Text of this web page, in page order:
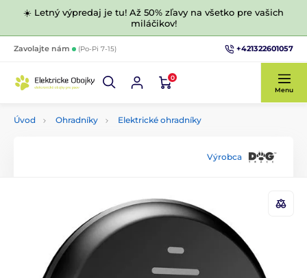
☀️ Letný výpredaj je tu! Až 50% zľavy na všetko pre vašich
miláčikov!
Zavolajte nám (Po-Pi 7-15) +421322601057
0
Menu
Úvod Ohradníky Elektrické ohradníky
Výrobca